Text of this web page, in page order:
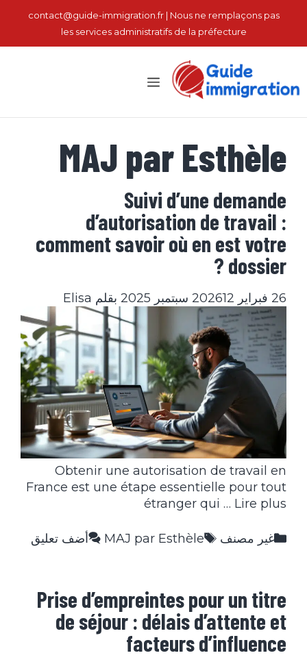
contact@guide-immigration.fr | Nous ne remplaçons pas
les services administratifs de la préfecture
القائمة
MAJ par Esthèle
Suivi d’une demande
d’autorisation de travail :
comment savoir où en est votre
dossier ?
26 فبراير 2026 12 سبتمبر 2025 بقلم Elisa
Obtenir une autorisation de travail en
France est une étape essentielle pour tout
étranger qui … Lire plus
التصنيفات
غير مصنف الوسوم
MAJ par Esthèle أضف تعليق
Prise d’empreintes pour un titre
de séjour : délais d’attente et
facteurs d’influence